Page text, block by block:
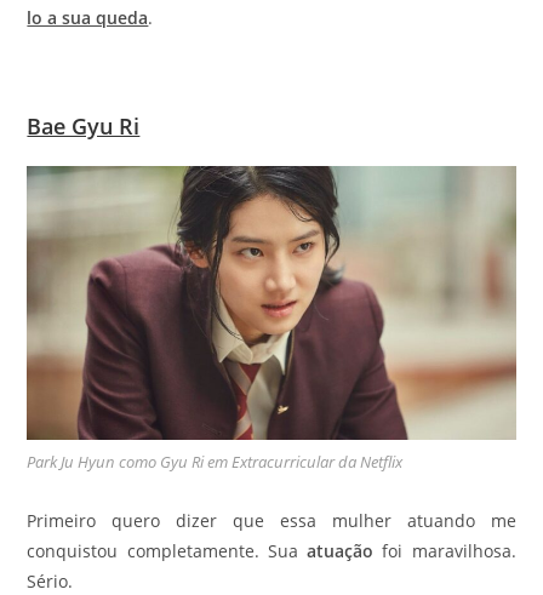
lo a sua queda.
Bae Gyu Ri
Park Ju Hyun como Gyu Ri em Extracurricular da Netflix
Primeiro quero dizer que essa mulher atuando me
conquistou completamente. Suaatuação foi maravilhosa.
Sério.